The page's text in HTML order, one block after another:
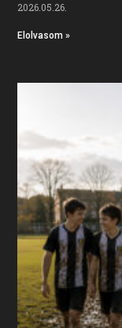
2026.05.26.
Elolvasom »